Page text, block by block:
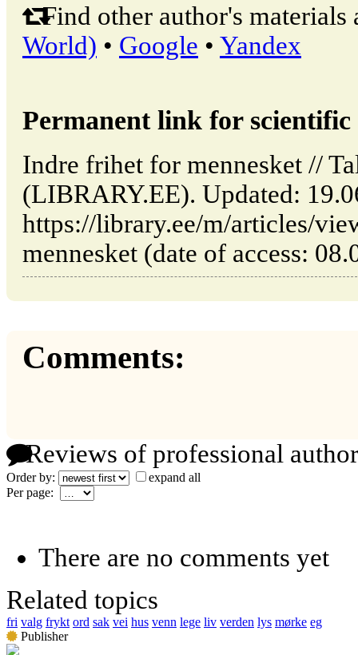
Find other author's materials
World) • Google • Yandex
Permanent link for
Indre frihet for mennesket //
(LIBRARY.EE). Updated:
https://library.ee/m/articles/
mennesket (date of access:
Comments:
Reviews of professional
Order by:
expand all
Per page:
There are no comments yet
Related topics
fri valg frykt ord sak vei hus venn lege liv verden lys mørke eg
Publisher